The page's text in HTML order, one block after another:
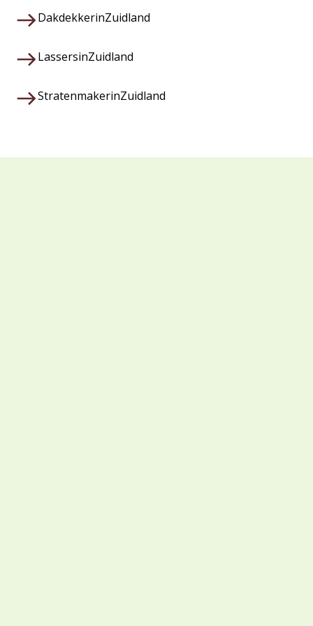
DakdekkerinZuidland
LassersinZuidland
StratenmakerinZuidland